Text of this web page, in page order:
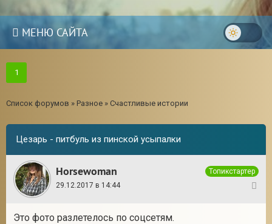
МЕНЮ САЙТА
1
Список форумов » Разное » Счастливые истории
Цезарь - питбуль из пинской усыпалки
Horsewoman
Топикстартер
29.12.2017 в 14:44
Это фото разлетелось по соцсетям.